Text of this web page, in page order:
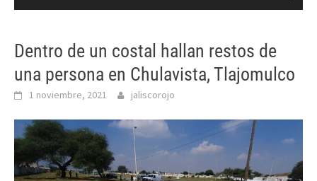
Dentro de un costal hallan restos de
una persona en Chulavista, Tlajomulco
1 noviembre, 2021 jaliscorojo